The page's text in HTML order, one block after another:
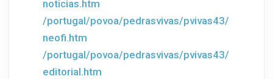
noticias.htm
/portugal/povoa/pedrasvivas/pvivas43/
neofi.htm
/portugal/povoa/pedrasvivas/pvivas43/
editorial.htm